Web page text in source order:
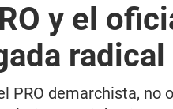
y el
radical
PRO demarchista,